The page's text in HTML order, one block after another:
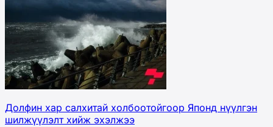
Долфин хар салхитай холбоотойгоор Японд нүүлгэн
шилжүүлэлт хийж эхэлжээ